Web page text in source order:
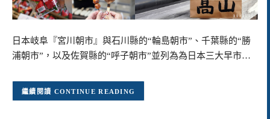
日本岐阜『宮川朝市』與石川縣的“輪島朝市”、千葉縣的“勝
浦朝市”，以及佐賀縣的“呼子朝市”並列為為日本三大早市…
CONTINUE READING